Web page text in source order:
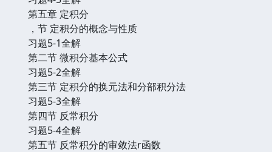
第五章 定积分
，节 定积分的概念与性质
习题5-1全解
第二节 微积分基本公式
习题5-2全解
第三节 定积分的换元法和分部积分法
习题5-3全解
第四节 反常积分
习题5-4全解
第五节 反常积分的审敛法r函数